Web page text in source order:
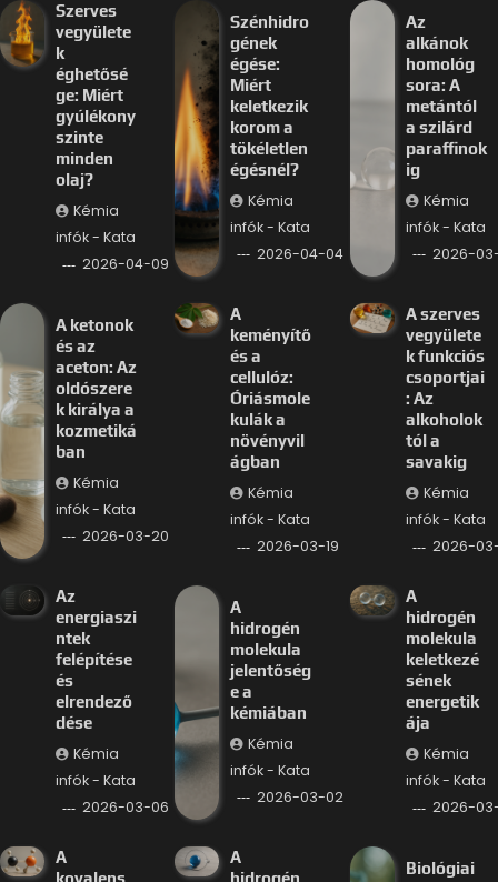
Szerves
vegyülete
k
éghetősé
ge: Miért
gyúlékony
szinte
minden
olaj?
Kémia
infók - Kata
2026-04-09
Szénhidro
gének
égése:
Miért
keletkezik
korom a
tökéletlen
égésnél?
Kémia
infók - Kata
2026-04-04
Az
alkánok
homológ
sora: A
metántól
a szilárd
paraffinok
ig
Kémia
infók - Kata
2026-
A ketonok
és az
aceton: Az
oldószere
k királya a
kozmetiká
ban
Kémia
infók - Kata
2026-03-20
A
keményítő
és a
cellulóz:
Óriásmole
kulák a
növényvil
ágban
Kémia
infók - Kata
2026-03-19
A szerves
vegyülete
k funkciós
csoportjai
: Az
alkoholok
tól a
savakig
Kémia
infók - Kata
2026-
Az
energiaszi
ntek
felépítése
és
elrendező
dése
Kémia
infók - Kata
2026-03-06
A
hidrogén
molekula
jelentőség
e a
kémiában
Kémia
infók - Kata
2026-03-02
A
hidrogén
molekula
keletkezé
sének
energetik
ája
Kémia
infók - Kata
2026-
A
A
Biológiai